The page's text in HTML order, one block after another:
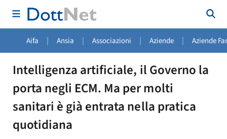
Aifa | Ansia | Associazioni | Aziende | Aziende
Intelligenza artificiale, il Governo la
porta negli ECM. Ma per molti
sanitari è già entrata nella pratica
quotidiana